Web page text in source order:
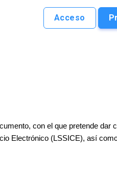
Acceso
con el que pretende dar
Electrónico (LSSICE), así